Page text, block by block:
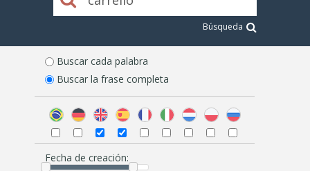
Búsqueda
Buscar cada palabra
Buscar la frase completa
Fecha de creación: